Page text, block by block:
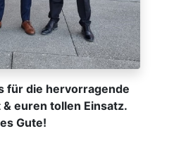
für die hervorragende
euren tollen Einsatz.
Gute!